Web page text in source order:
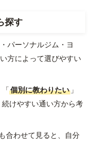
探す
パーソナルジム・ヨ
方によって選びやすい
「個別に教わりたい 」
続けやすい通い方から考
も合わせて見ると、自分